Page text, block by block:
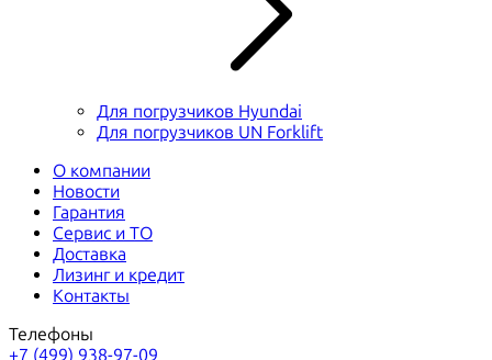
Для погрузчиков Hyundai
Для погрузчиков UN Forklift
О компании
Новости
Гарантия
Сервис и ТО
Доставка
Лизинг и кредит
Контакты
Телефоны
+7 (499) 938-97-09